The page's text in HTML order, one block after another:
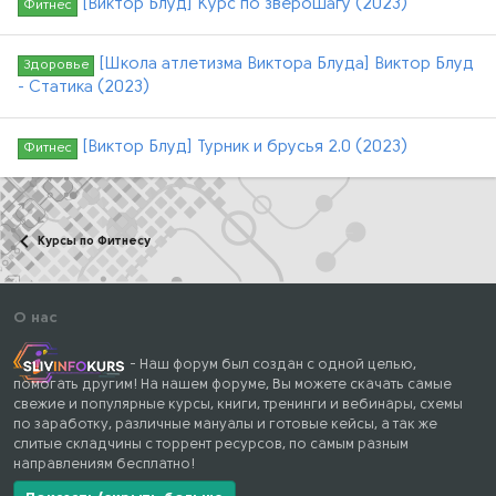
Фитнес [Виктор Блуд] Курс по зверошагу (2023)
Здоровье
[Школа атлетизма Виктора Блуда] Виктор Блуд
- Статика (2023)
Фитнес [Виктор Блуд] Турник и брусья 2.0 (2023)
Курсы по Фитнесу
О нас
- Наш форум был создан с одной целью,
помогать другим! На нашем форуме, Вы можете скачать самые
свежие и популярные курсы, книги, тренинги и вебинары, схемы
по заработку, различные мануалы и готовые кейсы, а так же
слитые складчины с торрент ресурсов, по самым разным
направлениям бесплатно!